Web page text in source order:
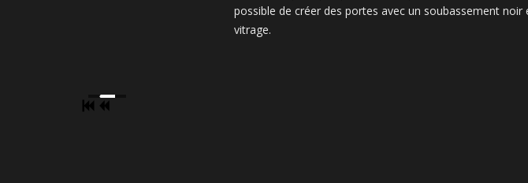
possible de créer des portes avec un soubassement
vitrage.